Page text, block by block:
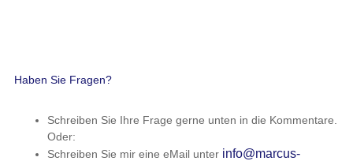
Haben Sie Fragen?
Schreiben Sie Ihre Frage gerne unten in die Kommentare.
Oder:
Schreiben Sie mir eine eMail unter info@marcus-